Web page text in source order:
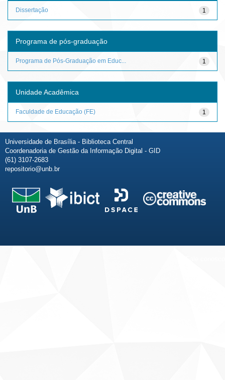
1
Dissertação
Programa de pós-graduação
1
Programa de Pós-Graduação em Educ...
Unidade Acadêmica
1
Faculdade de Educação (FE)
Universidade de Brasília - Biblioteca Central
Coordenadoria de Gestão da Informação Digital - GID
(61) 3107-2683
repositorio@unb.br